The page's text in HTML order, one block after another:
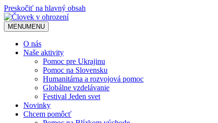
Preskočiť na hlavný obsah
MENUMENU
O nás
Naše aktivity
Pomoc pre Ukrajinu
Pomoc na Slovensku
Humanitárna a rozvojová pomoc
Globálne vzdelávanie
Festival Jeden svet
Novinky
Chcem pomôcť